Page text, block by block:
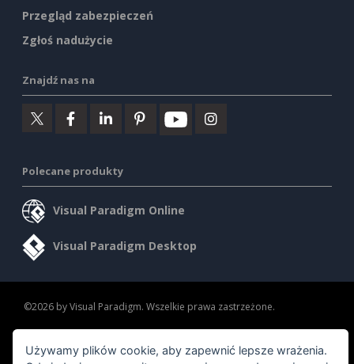
Przegląd zabezpieczeń
Zgłoś nadużycie
Znajdź nas na
Polecane produkty
Visual Paradigm Online
Visual Paradigm Desktop
©2026 by Visual Paradigm. Wszelkie prawa zastrzeżone.
Warunki korzystania z usługi
Używamy plików cookie, aby zapewnić lepsze wrażenia.